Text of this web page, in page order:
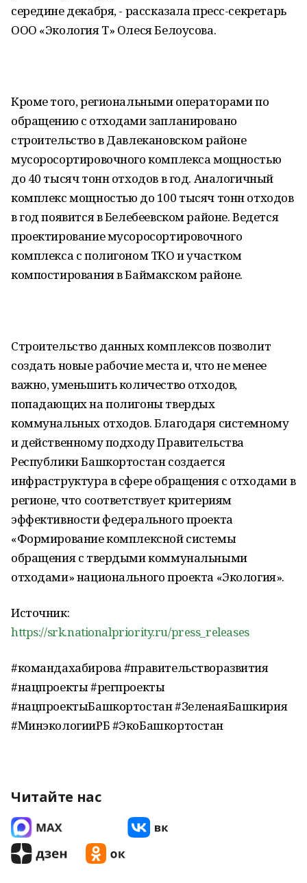
середине декабря, - рассказала пресс-секретарь
ООО «Экология Т» Олеся Белоусова.
Кроме того, региональными операторами по
обращению с отходами запланировано
строительство в Давлекановском районе
мусоросортировочного комплекса мощностью
до 40 тысяч тонн отходов в год. Аналогичный
комплекс мощностью до 100 тысяч тонн отходов
в год появится в Белебеевском районе. Ведется
проектирование мусоросортировочного
комплекса с полигоном ТКО и участком
компостирования в Баймакском районе.
Строительство данных комплексов позволит
создать новые рабочие места и, что не менее
важно, уменьшить количество отходов,
попадающих на полигоны твердых
коммунальных отходов. Благодаря системному
и действенному подходу Правительства
Республики Башкортостан создается
инфраструктура в сфере обращения с отходами в
регионе, что соответствует критериям
эффективности федерального проекта
«Формирование комплексной системы
обращения с твердыми коммунальными
отходами» национального проекта «Экология».
Источник:
https://srk.nationalpriority.ru/press_releases
#командахабирова #правительстворазвития
#нацпроекты #регпроекты
#нацпроектыБашкортостан #ЗеленаяБашкирия
#МинэкологииРБ #ЭкоБашкортостан
Читайте нас